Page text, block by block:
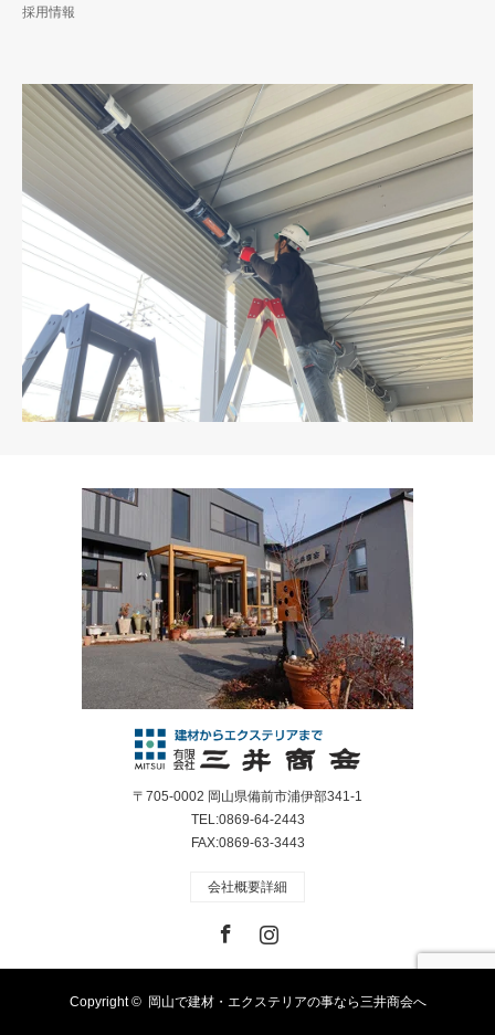
採用情報
〒705-0002 岡山県備前市浦伊部341-1
TEL:0869-64-2443
FAX:0869-63-3443
会社概要詳細
Copyright © 岡山で建材・エクステリアの事なら三井商会へ